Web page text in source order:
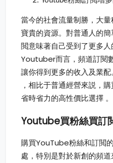
當今的社會流量制勝，大
寶貴的資源。對普通人的
閲意味著自己受到了更多
Youtuber而言，頻道訂閱
讓你得到更多的收入及業
，相比于普通經營來説，
省時省力的高性價比選擇 。
Youtube買粉絲買訂
購買YouTube粉絲和訂閲
處，特別是對於新創的頻